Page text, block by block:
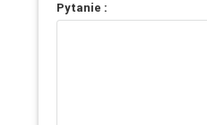
Pytanie :